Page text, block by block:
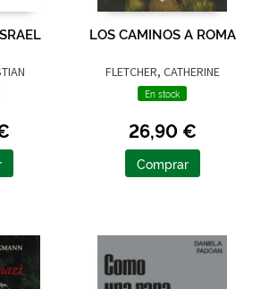
LOS CAMINOS A ROMA
FLETCHER, CATHERINE
En stock
26,90 €
Comprar